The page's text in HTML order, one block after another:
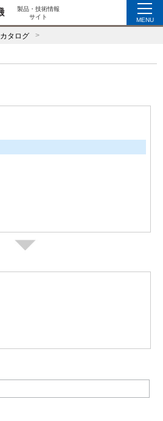
製品・技術情報
サイト
MENU
カタログ